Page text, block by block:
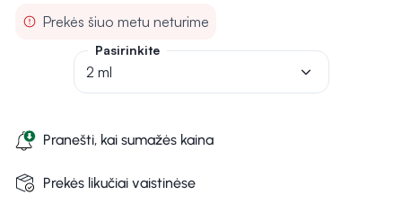
Pranešti, kai sumažės kaina
Prekės likučiai vaistinėse
Prekės šiuo metu neturime
Pasirinkite
2 ml